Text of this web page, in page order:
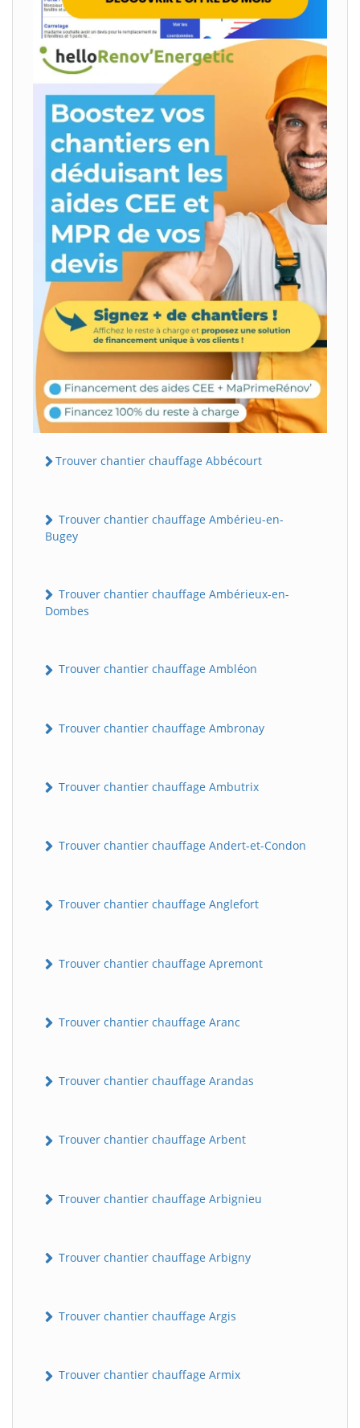
Trouver chantier chauffage Abbécourt
Trouver chantier chauffage Ambérieu-en-
Bugey
Trouver chantier chauffage Ambérieux-en-
Dombes
Trouver chantier chauffage Ambléon
Trouver chantier chauffage Ambronay
Trouver chantier chauffage Ambutrix
Trouver chantier chauffage Andert-et-Condon
Trouver chantier chauffage Anglefort
Trouver chantier chauffage Apremont
Trouver chantier chauffage Aranc
Trouver chantier chauffage Arandas
Trouver chantier chauffage Arbent
Trouver chantier chauffage Arbignieu
Trouver chantier chauffage Arbigny
Trouver chantier chauffage Argis
Trouver chantier chauffage Armix